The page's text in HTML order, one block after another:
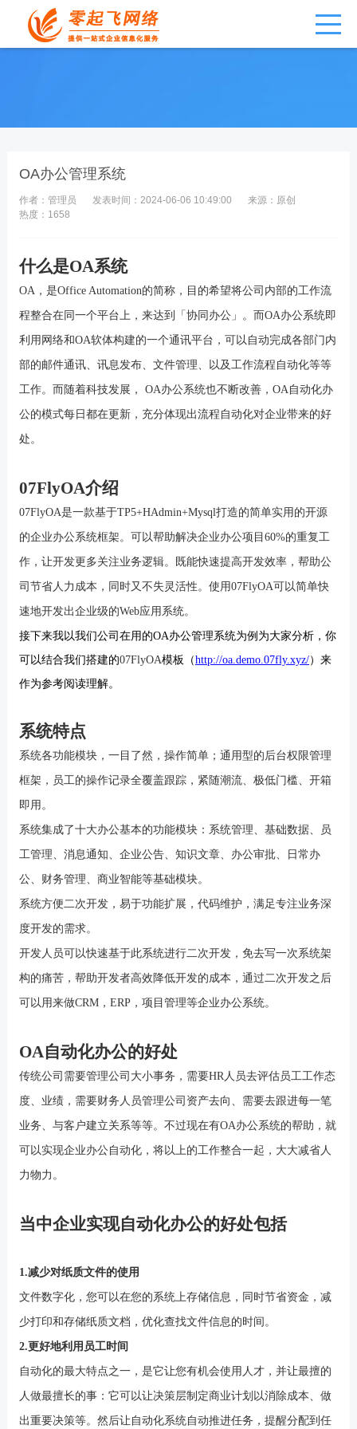
OA办公管理系统
作者：管理员 发表时间：2024-06-06 10:49:00
来源：原创
热度：1658
什么是OA系统
OA，是Office Automation的简称，目的希望将公司内部的工作流
程整合在同一个平台上，来达到「协同办公」。而OA办公系统即
利用网络和OA软体构建的一个通讯平台，可以自动完成各部门内
部的邮件通讯、讯息发布、文件管理、以及工作流程自动化等等
工作。而随着科技发展， OA办公系统也不断改善， OA自动化办
公的模式每日都在更新，充分体现出流程自动化对企业带来的好
处。
07FlyOA介绍
07FlyOA是一款基于TP5+HAdmin+Mysql打造的简单实用的开源
的企业办公系统框架。可以帮助解决企业办公项目 60%的重复工
作，让开发更多关注业务逻辑。既能快速提高开发效率，帮助公
司节省人力成本，同时又不失灵活性。使用07FlyOA可以简单快
速地开发出企业级的Web应用系统。
接下来我以我们公司在用的OA办公管理系统为例为大家分析，你
可以结合我们搭建的07FlyOA模板（http://oa.demo.07fly.xyz/）来
作为参考阅读理解。
系统特点
系统各功能模块，一目了然，操作简单；通用型的后台权限管理
框架，员工的操作记录全覆盖跟踪，紧随潮流、极低门槛、开箱
即用。
系统集成了十大办公基本的功能模块：系统管理、基础数据、员
工管理、消息通知、企业公告、知识文章、办公审批、日常办
公、财务管理、商业智能等基础模块。
系统方便二次开发，易于功能扩展，代码维护，满足专注业务深
度开发的需求。
开发人员可以快速基于此系统进行二次开发，免去写一次系统架
构的痛苦，帮助开发者高效降低开发的成本，通过二次开发之后
可以用来做CRM， ERP，项目管理等企业办公系统。
OA自动化办公的好处
传统公司需要管理公司大小事务，需要HR人员去评估员工工作态
度、业绩，需要财务人员管理公司资产去向、需要去跟进每一笔
业务、与客户建立关系等等。不过现在有OA办公系统的帮助，就
可以实现企业办公自动化，将以上的工作整合一起，大大减省人
力物力。
当中企业实现自动化办公的好处包括
1.减少对纸质文件的使用
文件数字化，您可以在您的系统上存储信息，同时节省资金，减
少打印和存储纸质文档，优化查找文件信息的时间。
2.更好地利用员工时间
自动化的最大特点之一，是它让您有机会使用人才，并让最擅的
人做最擅长的事：它可以让决策层制定商业计划以消除成本、做
出重要决策等。然后让自动化系统自动推进任务，提醒分配到任